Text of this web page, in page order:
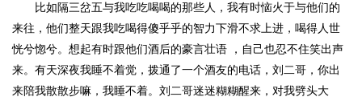
比如隔三岔五与我吃吃喝喝的那些人，我有时恼火于与他们的
来往，他们整天跟我吃喝得傻乎乎的智力下滑不求上进，喝得人世
恍兮惚兮。想起有时跟他们酒后的豪言壮语 ，自己也忍不住笑出声
来。有天深夜我睡不着觉，拨通了一个酒友的电话，刘二哥，你出
来陪我散散步嘛，我睡不着。刘二哥迷迷糊糊醒来，对我劈头大